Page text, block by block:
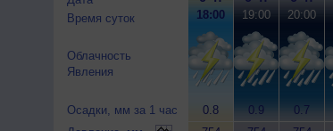
Время суток
Облачность
Явления
Осадки, мм за 1 час
18:00
0.8
19:00
0.9
20:00
0.7